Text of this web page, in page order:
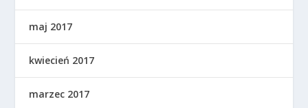
maj 2017
kwiecień 2017
marzec 2017